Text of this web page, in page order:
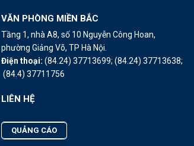
VĂN PHÒNG MIỀN BẮC
Tầng 1, nhà A8, số 10 Nguyễn Công Hoan,
phường Giảng Võ, TP Hà Nội.
Điện thoại:(84.24) 37713699;(84.24) 37713638;
(84.4) 37711756
LIÊN HỆ
QUẢNG CÁO